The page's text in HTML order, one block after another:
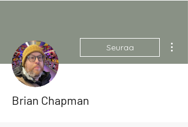
Seuraa
Brian Chapman